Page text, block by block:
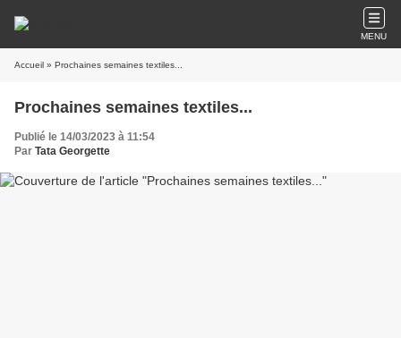
MENU
Accueil » Prochaines semaines textiles...
Prochaines semaines textiles...
Publié le 14/03/2023 à 11:54
Par Tata Georgette